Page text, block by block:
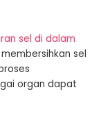
sel di dalam
sel
organ dapat